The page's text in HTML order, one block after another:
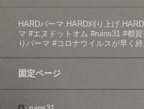
HARDパーマ.HARD刈り上げ
マ #エヌドットオム #ruins31 #都
りパーマ #コロナウイルスが早く
固定ページ